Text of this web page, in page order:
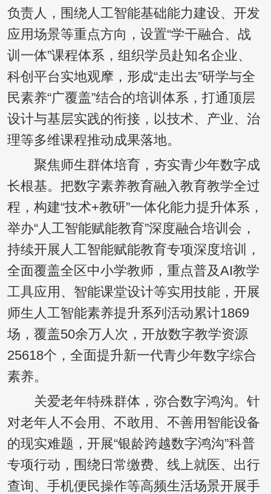
负责人，围绕人工智能基础能力建设、开发
应用场景等重点方向，设置“学干融合、战
训一体”课程体系，组织学员赴知名企业、
科创平台实地观摩，形成“走出去”研学与全
民素养“广覆盖”结合的培训体系，打通顶层
设计与基层实践的衔接，以技术、产业、治
理等多维课程推动成果落地。
聚焦师生群体培育，夯实青少年数字成
长根基。把数字素养教育融入教育教学全过
程，构建“技术+教研”一体化能力提升体系，
举办“人工智能赋能教育”深度融合培训会，
持续开展人工智能赋能教育专项深度培训，
全面覆盖全区中小学教师，重点普及AI教学
工具应用、智能课堂设计等实用技能，开展
师生人工智能素养提升系列活动累计1869
场，覆盖50余万人次，开放数字教学资源
25618个，全面提升新一代青少年数字综合
素养。
关爱老年特殊群体，弥合数字鸿沟。针
对老年人不会用、不敢用、不善用智能设备
的现实难题，开展“银龄跨越数字鸿沟”科普
专项行动，围绕日常缴费、线上就医、出行
查询、手机便民操作等高频生活场景开展手